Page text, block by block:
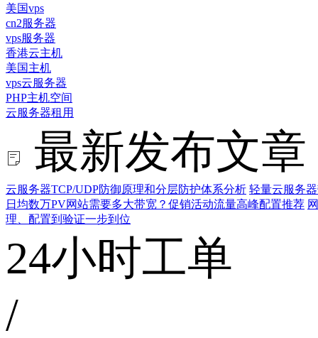
美国vps
cn2服务器
vps服务器
香港云主机
美国主机
vps云服务器
PHP主机空间
云服务器租用
最新发布文章
云服务器TCP/UDP防御原理和分层防护体系分析 轻量云服务
日均数万PV网站需要多大带宽？促销活动流量高峰配置推荐
理、配置到验证一步到位
24小时工单
/